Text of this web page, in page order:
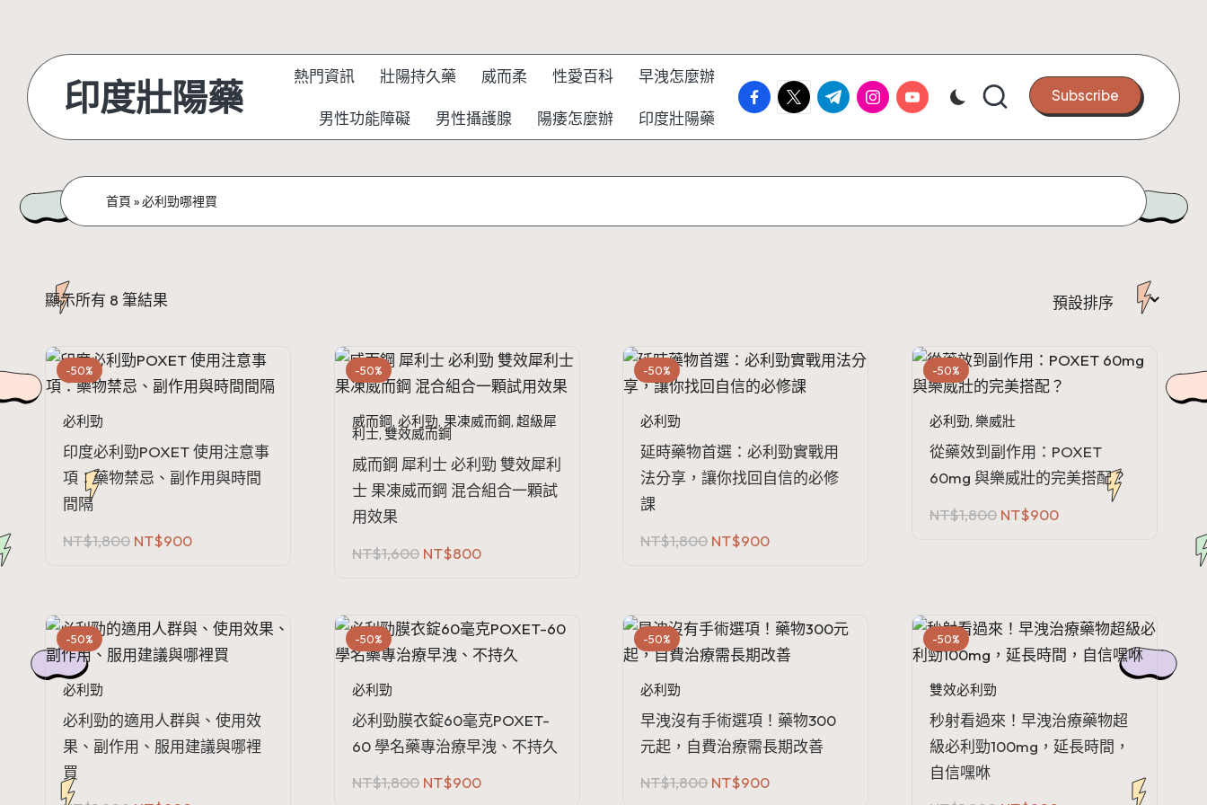
content
印度壯陽藥 熱門資訊 壯陽持久藥 威而柔 性愛百科 早洩怎麼辦
男性功能障礙 男性攝護腺 陽痿怎麼辦 印度壯陽藥
facebook.com
twitter.com
t.me instagram.com
youtube.com Subscribe
首頁 »必利勁哪裡買
顯示所有 8 筆結果
-50%
必利勁
印度必利勁POXET 使用注意事
項：藥物禁忌、副作用與時間
間隔
NT$1,800 原
NT$900目
-50%
威而鋼, 必利勁, 果凍威而鋼, 超級犀
利士, 雙效威而鋼
威而鋼 犀利士 必利勁 雙效犀利
士 果凍威而鋼 混合組合一顆試
用效果
NT$1,600 原
NT$800目
-50%
必利勁
延時藥物首選：必利勁實戰用
法分享，讓你找回自信的必修
課
NT$1,800 原
NT$900目
-50%
必利勁, 樂威壯
從藥效到副作用：POXET
60mg 與樂威壯的完美搭配？
NT$1,800 原
NT$900目
-50%
必利勁
必利勁的適用人群與、使用效
果、副作用、服用建議與哪裡
買
-50%
必利勁
必利勁膜衣錠60毫克POXET-
60 學名藥專治療早洩、不持久
NT$1,800 原
NT$900目
-50%
必利勁
早洩沒有手術選項！藥物300
元起，自費治療需長期改善
NT$1,800 原
NT$900目
-50%
雙效必利勁
秒射看過來！早洩治療藥物超
級必利勁100mg，延長時間，
自信嘿咻